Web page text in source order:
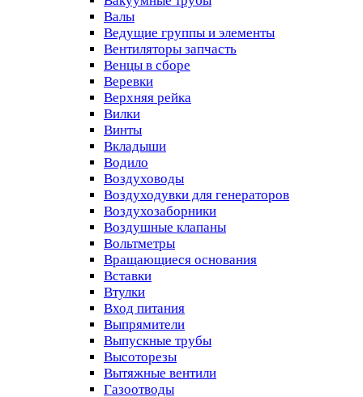
Валы
Ведущие группы и элементы
Вентиляторы запчасть
Венцы в сборе
Веревки
Верхняя рейка
Вилки
Винты
Вкладыши
Водило
Воздуховоды
Воздуходувки для генераторов
Воздухозаборники
Воздушные клапаны
Вольтметры
Вращающиеся основания
Вставки
Втулки
Вход питания
Выпрямители
Выпускные трубы
Высоторезы
Вытяжные вентили
Газоотводы